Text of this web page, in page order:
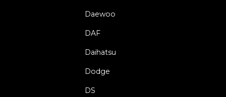
Daewoo
DAF
Daihatsu
Dodge
DS